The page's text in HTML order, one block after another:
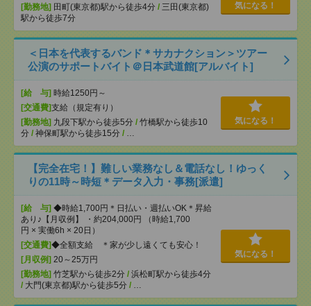
[勤務地] 田町(東京都)駅から徒歩4分 / 三田(東京都)
駅から徒歩7分
気になる！
＜日本を代表するバンド＊サカナクション＞ツアー
公演のサポートバイト＠日本武道館[アルバイト]
[給 与] 時給1250円～
[交通費]支給（規定有り）
[勤務地] 九段下駅から徒歩5分 / 竹橋駅から徒歩10
分 / 神保町駅から徒歩15分 / …
気になる！
【完全在宅！】難しい業務なし＆電話なし！ゆっく
りの11時～時短＊データ入力・事務[派遣]
[給 与] ◆時給1,700円＊日払い・週払いOK＊昇給
あり♪【月収例】 ・約204,000円 （時給1,700
円 × 実働6h × 20日）
[交通費]◆全額支給 ＊家が少し遠くても安心！
[月収例] 20～25万円
[勤務地] 竹芝駅から徒歩2分 / 浜松町駅から徒歩4分
/ 大門(東京都)駅から徒歩5分 / …
気になる！